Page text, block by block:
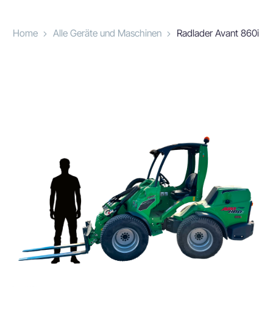
Home Alle Geräte und Maschinen Radlader Avant 860i